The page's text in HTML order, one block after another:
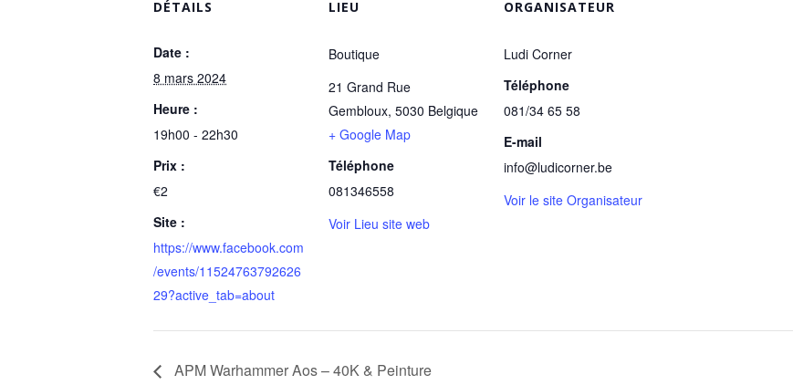
DÉTAILS
Date :
8 mars 2024
Heure :
19h00 - 22h30
Prix :
€2
Site :
https://www.facebook.com
/events/11524763792626
29?active_tab=about
LIEU
Boutique
21 Grand Rue
Gembloux, 5030 Belgique
+ Google Map
Téléphone
081346558
Voir Lieu site web
ORGANISATEUR
Ludi Corner
Téléphone
081/34 65 58
E-mail
info@ludicorner.be
Voir le site Organisateur
APM Warhammer Aos – 40K & Peinture